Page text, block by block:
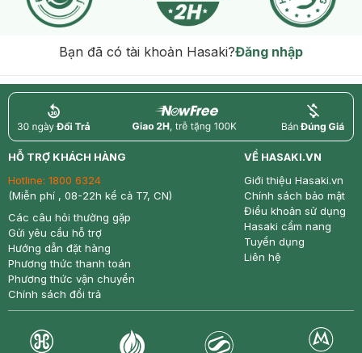
Bạn đã có tài khoản Hasaki?Đăng nhập
return nowfree price
HỖ TRỢ KHÁCH HÀNG
Hotline: 1800 6324
(Miễn phí , 08-22h kể cả T7, CN)
Các câu hỏi thường gặp
Gửi yêu cầu hỗ trợ
Hướng dẫn đặt hàng
Phương thức thanh toán
Phương thức vận chuyển
Chính sách đổi trả
VỀ HASAKI.VN
Giới thiệu Hasaki.vn
Chính sách bảo mật
Điều khoản sử dụng
Hasaki cẩm nang
Tuyển dụng
Liên hệ